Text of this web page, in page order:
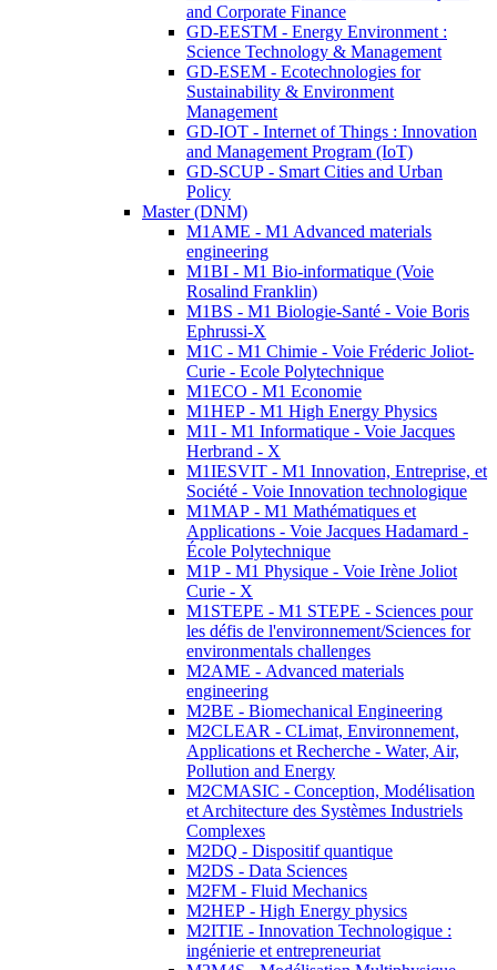
and Corporate Finance
GD-EESTM - Energy Environment :
Science Technology & Management
GD-ESEM - Ecotechnologies for
Sustainability & Environment
Management
GD-IOT - Internet of Things : Innovation
and Management Program (IoT)
GD-SCUP - Smart Cities and Urban
Policy
Master (DNM)
M1AME - M1 Advanced materials
engineering
M1BI - M1 Bio-informatique (Voie
Rosalind Franklin)
M1BS - M1 Biologie-Santé - Voie Boris
Ephrussi-X
M1C - M1 Chimie - Voie Fréderic Joliot-
Curie - Ecole Polytechnique
M1ECO - M1 Economie
M1HEP - M1 High Energy Physics
M1I - M1 Informatique - Voie Jacques
Herbrand - X
M1IESVIT - M1 Innovation, Entreprise, et
Société - Voie Innovation technologique
M1MAP - M1 Mathématiques et
Applications - Voie Jacques Hadamard -
École Polytechnique
M1P - M1 Physique - Voie Irène Joliot
Curie - X
M1STEPE - M1 STEPE - Sciences pour
les défis de l'environnement/Sciences for
environmentals challenges
M2AME - Advanced materials
engineering
M2BE - Biomechanical Engineering
M2CLEAR - CLimat, Environnement,
Applications et Recherche - Water, Air,
Pollution and Energy
M2CMASIC - Conception, Modélisation
et Architecture des Systèmes Industriels
Complexes
M2DQ - Dispositif quantique
M2DS - Data Sciences
M2FM - Fluid Mechanics
M2HEP - High Energy physics
M2ITIE - Innovation Technologique :
ingénierie et entrepreneuriat